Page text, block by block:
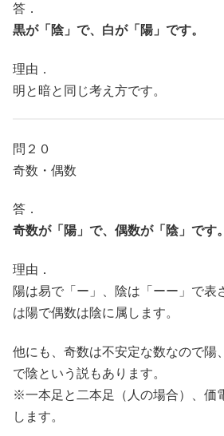
答．
黒が「陰」で、白が「陽」です。
理由．
明と暗と同じ考え方です。
問２０
奇数・偶数
答．
奇数が「陽」で、偶数が「陰」です。
理由．
陽は易で「ー」、陰は「ーー」で表
は陽で偶数は陰に属します。
他にも、奇数は不安定な数なので陽
で陰という説もあります。
※一本足と二本足（人の場合）、価
します。